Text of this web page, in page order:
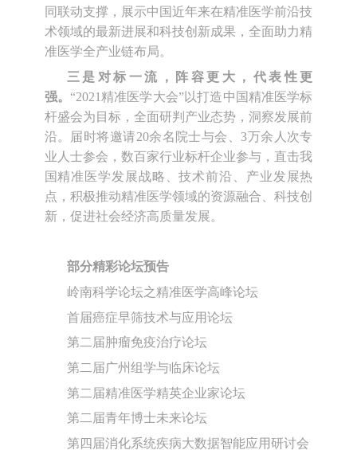
同联动支撑，展示中国近年来在精准医学前沿技
术领域的最新进展和科技创新成果，全面助力精
准医学全产业链布局。
三是对标一流，阵容更大，代表性更
强。 “2021精准医学大会”以打造中国精准医学标
杆盛会为目标，全面研判产业态势，洞察发展前
沿。届时将邀请20余名院士与会、3万余人次专
业人士参会，数百家行业标杆企业参与，直击我
国精准医学发展战略、技术前沿、产业发展热
点，积极推动精准医学领域的资源融合、科技创
新，促进社会经济高质量发展。
部分精彩论坛预告
岭南科学论坛之精准医学高峰论坛
首届癌症早筛技术与应用论坛
第二届肿瘤免疫治疗论坛
第二届广州组学与临床论坛
第二届精准医学精英企业家论坛
第二届青年博士未来论坛
第四届消化系统疾病大数据智能应用研讨会